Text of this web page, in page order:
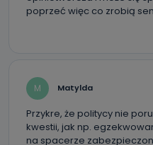
Przetwarzane kategorie
danych osobowych są
oraz partnerzy
biznesowej działalności.
Jak skontaktować
poprzeć więc co zrobią
M Matylda
Przykre, że politycy nie
kwestii, jak np.
na spacerze